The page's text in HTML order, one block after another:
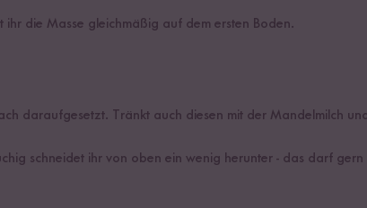
ihr die Masse gleichmäßig auf dem ersten Boden.
daraufgesetzt. Tränkt auch diesen mit der Mandelmilch
schneidet ihr von oben ein wenig herunter - das darf